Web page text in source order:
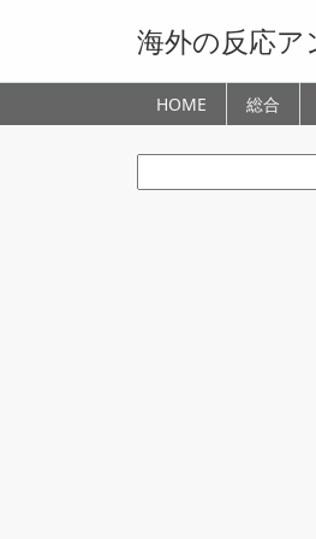
海外の反応ア
HOME 総合
索: